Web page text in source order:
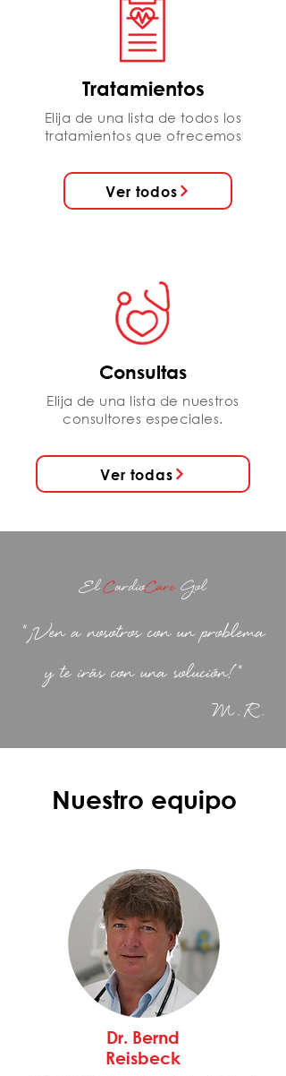
Tratamientos
Elija de una lista de todos los
tratamientos que ofrecemos
Ver todos
Consultas
Elija de una lista de nuestros
consultores especiales.
Ver todas
ElCardioCareGol
"¡Ven a nosotros con un problema
y te irás con una solución!"
M.R.
Nuestro equipo
Dr. Bernd
Reisbeck